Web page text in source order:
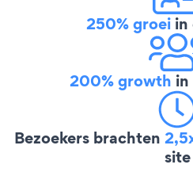
250% groei in
200% growth
Bezoekers brachten
site